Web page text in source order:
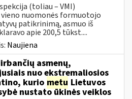
(toliau – VMI)
nuomonės formuotojo
patikrinimą, asmuo iš
apie 200,5 tūkst....
Naujiena
asmenų,
nuo ekstremaliosios
kurio metu Lietuvos
nustato ūkinės veiklos